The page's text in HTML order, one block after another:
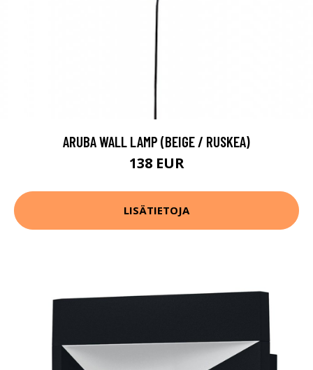
ARUBA WALL LAMP (BEIGE / RUSKEA)
138 EUR
LISÄTIETOJA